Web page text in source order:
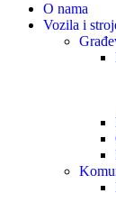
O nama
Vozila i